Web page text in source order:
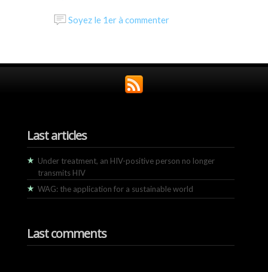
Soyez le 1er à commenter
Last articles
Under treatment, an HIV-positive person no longer
transmits HIV
WAG: the application for a sustainable world
Last comments